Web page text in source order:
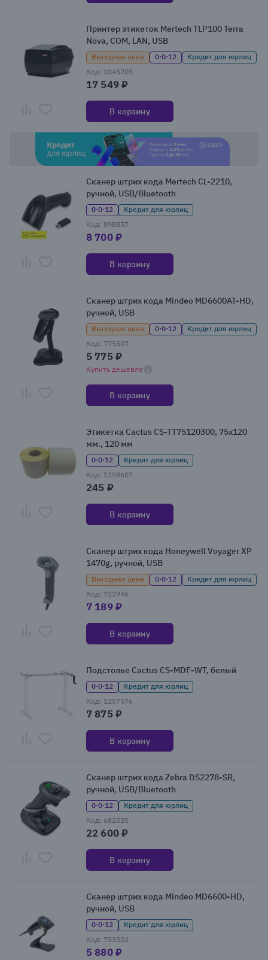
Принтер этикеток Mertech TLP100 Terra
Nova, COM, LAN, USB
Выгодная цена 0·0·12
Кредит для юрлиц
Код: 1045205
17 549 ₽
В корзину
Сканер штрих кода Mertech CL-2210,
ручной, USB/Bluetooth
0·0·12
Кредит для юрлиц
Код: 898857
8 700 ₽
В корзину
Сканер штрих кода Mindeo MD6600AT-HD,
ручной, USB
Выгодная цена 0·0·12
Кредит для юрлиц
Код: 775507
5 775 ₽
Купить дешевле
В корзину
Этикетка Cactus CS-TT75120300, 75х120
мм., 120 мм
0·0·12
Кредит для юрлиц
Код: 1258607
245 ₽
В корзину
Сканер штрих кода Honeywell Voyager XP
1470g, ручной, USB
Выгодная цена 0·0·12
Кредит для юрлиц
Код: 722946
7 189 ₽
В корзину
Подстолье Cactus CS-MDF-WT, белый
0·0·12
Кредит для юрлиц
Код: 1257576
7 875 ₽
В корзину
Сканер штрих кода Zebra DS2278-SR,
ручной, USB/Bluetooth
0·0·12
Кредит для юрлиц
Код: 682525
22 600 ₽
В корзину
Сканер штрих кода Mindeo MD6600-HD,
ручной, USB
0·0·12
Кредит для юрлиц
Код: 753502
5 880 ₽